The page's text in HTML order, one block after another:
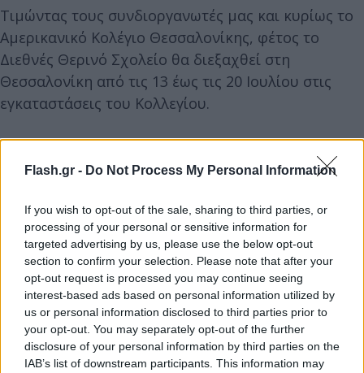
Flash.gr - Do Not Process My Personal Information
If you wish to opt-out of the sale, sharing to third parties, or
processing of your personal or sensitive information for
targeted advertising by us, please use the below opt-out
section to confirm your selection. Please note that after your
opt-out request is processed you may continue seeing
interest-based ads based on personal information utilized by
us or personal information disclosed to third parties prior to
your opt-out. You may separately opt-out of the further
disclosure of your personal information by third parties on the
IAB’s list of downstream participants. This information may
Τιμώντας τους συνδιοργανωτές μας και κυρίως το
Αμερικανικό Κολέγιο Θεσσαλονίκης, φέτος το
Διεθνές Θερινό Σχολείο θα διεξαχθεί στη
Θεσσαλονίκη από τις 13 έως τις 20 Ιουλίου στις
εγκαταστάσεις του Κολλεγίου.
γίνεται στην αγγλική γλώσσα - συνδυάζονται η
διπλωματίας για να αναλυθούν πολιτικές και
συμπεριφορές σε τοπικό, εθνικό και διεθνές
περιβάλλον υπό την καθοδήγηση καταξιωμένων
καθηγητών, μελετητών, διπλωματών και
επιχειρηματιών.